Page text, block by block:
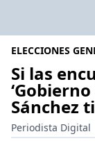
ELECCIONES
Si las
Sánchez
Periodista Digital